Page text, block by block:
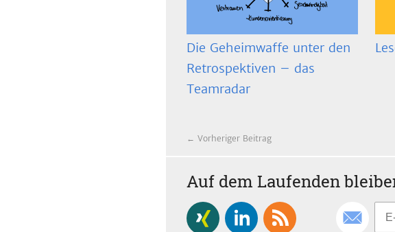
Die Geheimwaffe unter den
Retrospektiven – das
Teamradar
← Vorheriger Beitrag
Auf dem Laufenden